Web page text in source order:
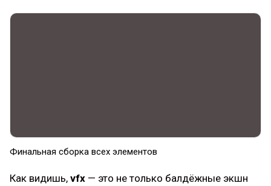
Финальная сборка всех элементов
Как видишь, vfx — это не только балдёжные экшн